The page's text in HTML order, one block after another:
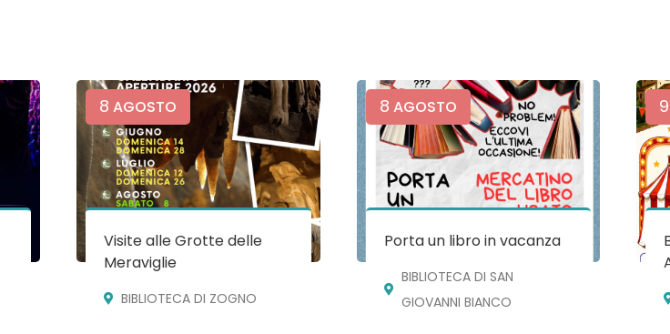
8 AGOSTO
Visite alle Grotte delle
Meraviglie
BIBLIOTECA DI ZOGNO
8 AGOSTO
Porta un libro in vacanza
BIBLIOTECA DI SAN
GIOVANNI BIANCO
9